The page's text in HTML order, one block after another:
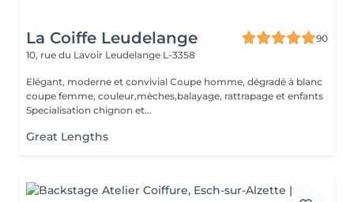
La Coiffe Leudelange
90
10, rue du Lavoir Leudelange L-3358
Elégant, moderne et convivial Coupe homme, dégradé à blanc
coupe femme, couleur,mèches,balayage, rattrapage et enfants
Specialisation chignon et...
Great Lengths